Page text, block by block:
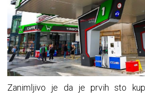
Zanimljivo je da je prvih sto